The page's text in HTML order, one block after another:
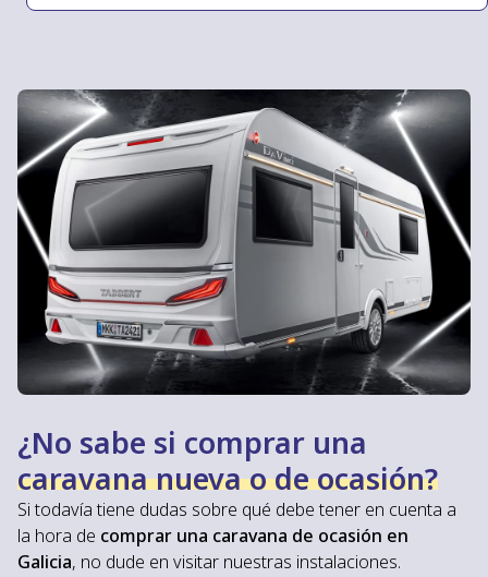
¿No sabe si comprar una
caravana nueva o de ocasión?
Si todavía tiene dudas sobre qué debe tener en cuenta a
la hora de comprar una caravana de ocasión en
Galicia, no dude en visitar nuestras instalaciones.